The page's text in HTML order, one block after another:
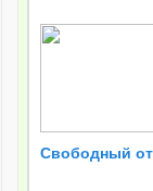
Cвободный